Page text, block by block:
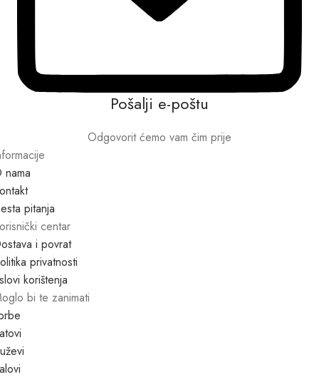
Pošalji e-poštu
Odgovorit ćemo vam čim prije
nama
pitanja
centar
i povrat
privatnosti
korištenja
bi te zanimati